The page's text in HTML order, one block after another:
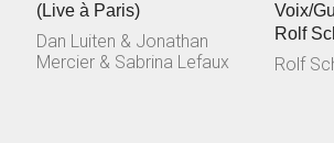
(Live à Paris)
Dan Luiten & Jonathan
Mercier & Sabrina Lefaux
Voix/
Rolf
Rolf